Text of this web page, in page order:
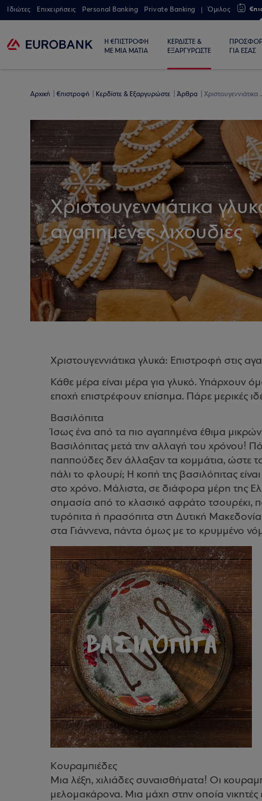
Ιδιώτες Επιχειρήσεις Personal Banking Private Banking Όμιλος
Η €ΠΙΣΤΡΟΦΗ
ΜΕ ΜΙΑ ΜΑΤΙΑ
ΚΕΡΔΙΣΤΕ &
ΕΞΑΡΓΥΡΩΣΤΕ
ΓΙΑ ΕΣΑΣ
Αρχική €πιστροφή Κερδίστε & Εξαργυρώστε Άρθρα Χριστουγεννιάτικα
Χριστουγεννιάτικα
αγαπημένες λιχουδιές
Χριστουγεννιάτικα γλυκά: Επιστροφή στις
Κάθε μέρα είναι μέρα για γλυκό. Υπάρχουν
εποχή επιστρέφουν επίσημα. Πάρε μερικές
Βασιλόπιτα
Ίσως ένα από τα πιο αγαπημένα έθιμα μικρών
Βασιλόπιτας μετά την αλλαγή του χρόνου!
παππούδες δεν άλλαξαν τα κομμάτια, ώστε το
πάλι το φλουρί; Η κοπή της βασιλόπιτας
στο χρόνο. Μάλιστα, σε διάφορα μέρη της
σημασία από το κλασικό αφράτο τσουρέκι,
τυρόπιτα ή πρασόπιτα στη Δυτική
στα Γιάννενα, πάντα όμως με το κρυμμένο
Κουραμπιέδες
Μια λέξη, χιλιάδες συναισθήματα! Οι
μελομακάρονα. Μια μάχη στην οποία νικητές